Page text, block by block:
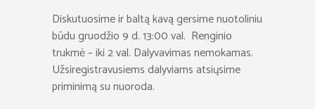
Diskutuosime ir baltą kavą gersime nuotoliniu
būdu gruodžio 9 d. 13:00 val. Renginio
trukmė – iki 2 val. Dalyvavimas nemokamas.
Užsiregistravusiems dalyviams atsiųsime
priminimą su nuoroda.